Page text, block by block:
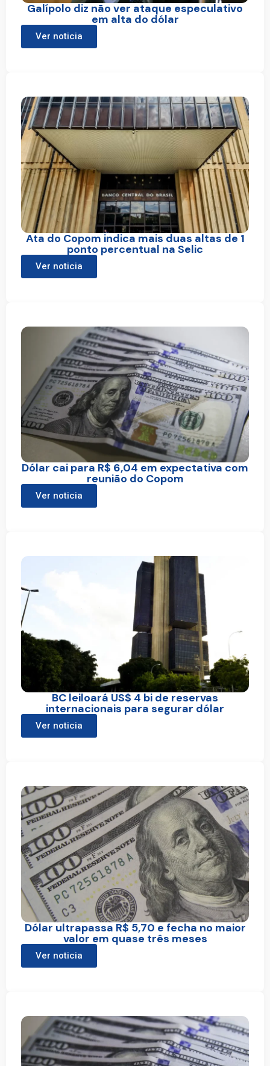
Galípolo diz não ver ataque especulativo
em alta do dólar
Ver noticia
Ata do Copom indica mais duas altas de 1
ponto percentual na Selic
Ver noticia
Dólar cai para R$ 6,04 em expectativa com
reunião do Copom
Ver noticia
BC leiloará US$ 4 bi de reservas
internacionais para segurar dólar
Ver noticia
Dólar ultrapassa R$ 5,70 e fecha no maior
valor em quase três meses
Ver noticia